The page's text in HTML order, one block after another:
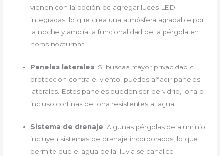
vienen con la opción de agregar luces LED
integradas, lo que crea una atmósfera agradable por
la noche y amplía la funcionalidad de la pérgola en
horas nocturnas.
Paneles laterales: Si buscas mayor privacidad o
protección contra el viento, puedes añadir paneles
laterales. Estos paneles pueden ser de vidrio, lona o
incluso cortinas de lona resistentes al agua.
Sistema de drenaje: Algunas pérgolas de aluminio
incluyen sistemas de drenaje incorporados, lo que
permite que el agua de la lluvia se canalice